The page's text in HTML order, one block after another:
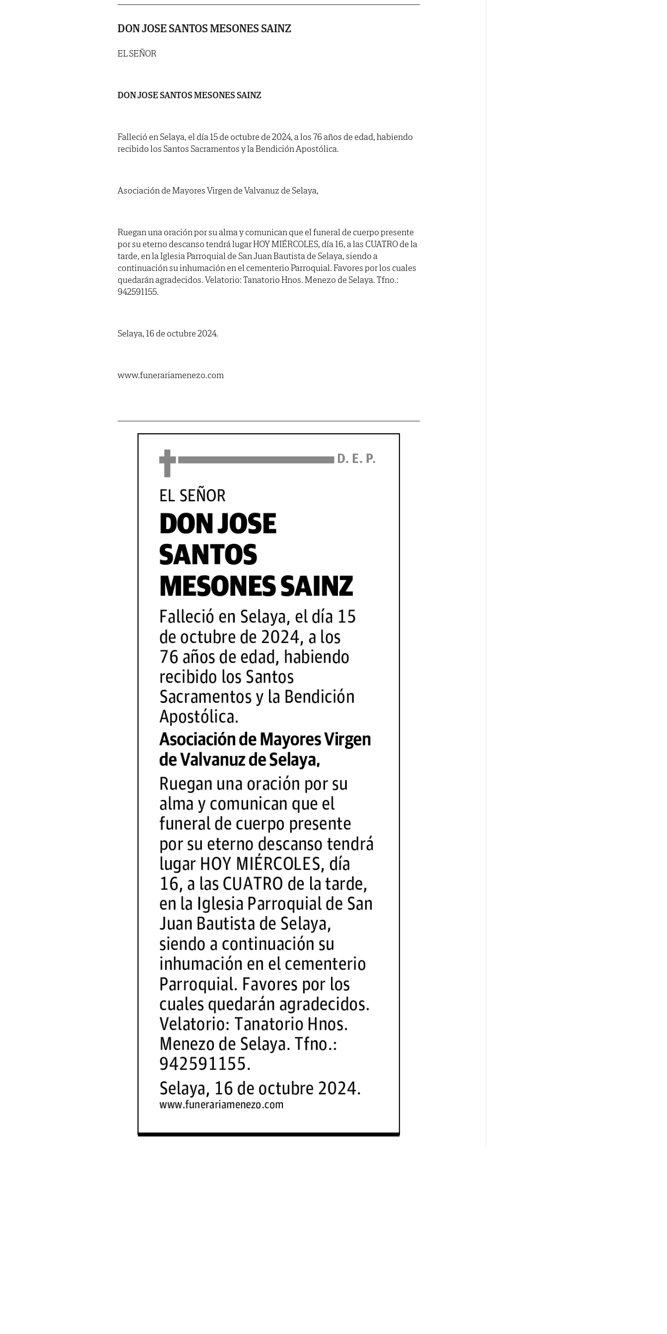
DON JOSE SANTOS MESONES SAINZ
EL SEÑOR
DON JOSE SANTOS MESONES SAINZ
Falleció en Selaya, el día 15 de octubre de 2024, a los 76 años de edad, habiendo
recibido los Santos Sacramentos y la Bendición Apostólica.
Asociación de Mayores Virgen de Valvanuz de Selaya,
Ruegan una oración por su alma y comunican que el funeral de cuerpo presente
por su eterno descanso tendrá lugar HOY MIÉRCOLES, día 16, a las CUATRO de la
tarde, en la Iglesia Parroquial de San Juan Bautista de Selaya, siendo a
continuación su inhumación en el cementerio Parroquial. Favores por los cuales
quedarán agradecidos. Velatorio: Tanatorio Hnos. Menezo de Selaya. Tfno.:
942591155.
Selaya, 16 de octubre 2024.
www.funerariamenezo.com